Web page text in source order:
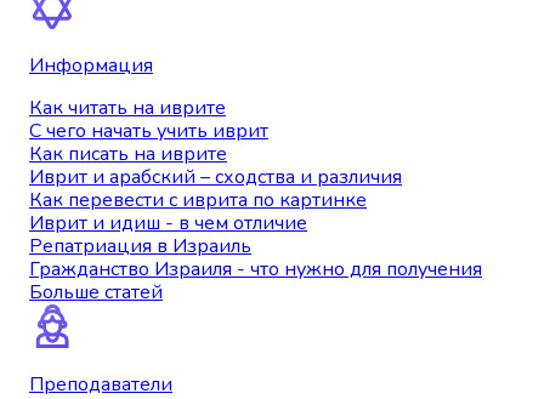
Информация
Как читать на иврите
С чего начать учить иврит
Как писать на иврите
Иврит и арабский – сходства и различия
Как перевести с иврита по картинке
Иврит и идиш - в чем отличие
Репатриация в Израиль
Гражданство Израиля - что нужно для получения
Больше статей
Преподаватели